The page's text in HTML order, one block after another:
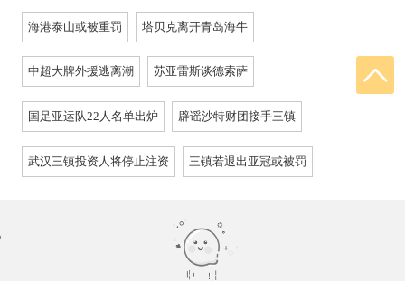
海港泰山或被重罚 塔贝克离开青岛海牛
中超大牌外援逃离潮 苏亚雷斯谈德索萨
国足亚运队22人名单出炉 辟谣沙特财团接手三镇
武汉三镇投资人将停止注资 三镇若退出亚冠或被罚